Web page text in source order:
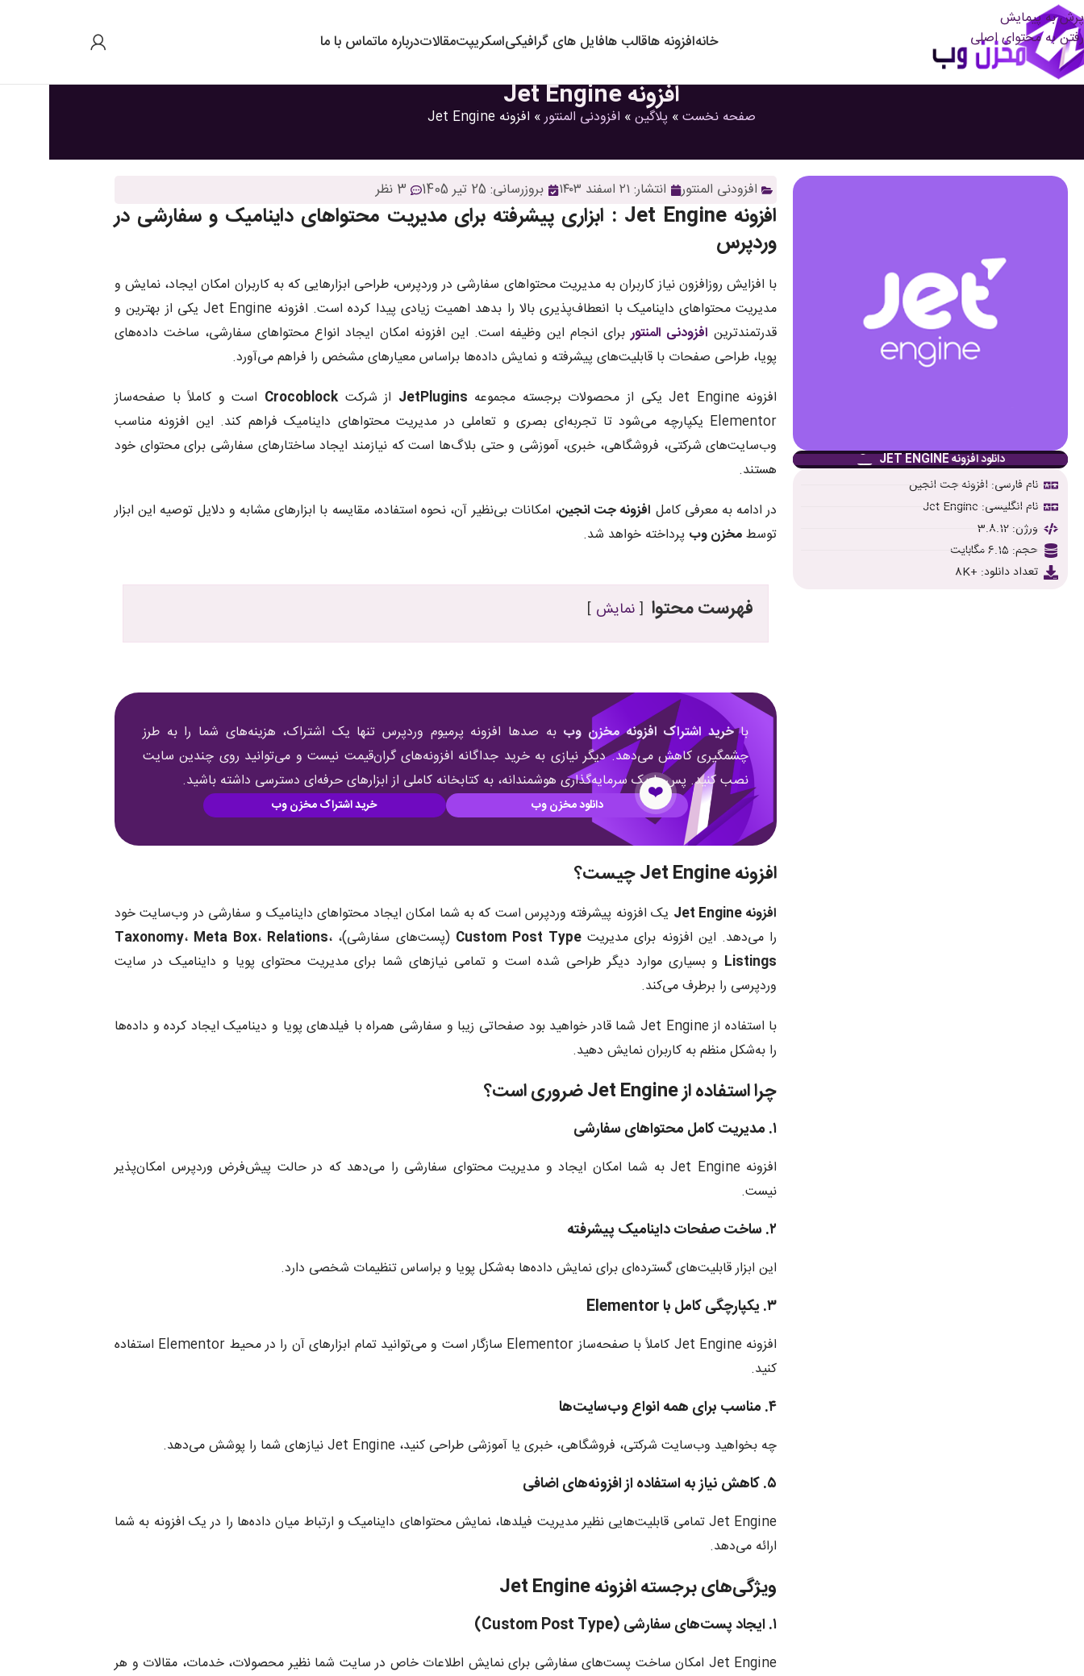
پرش به پیمایش
رفتن به محتوای اصلی
خانهافزونه هاقالب هافایل های گرافیکیاسکریپتمقالاتدرباره ماتماس با ما
افزونه Jet Engine
صفحه نخست» پلاگین» افزودنی المنتور» افزونه Jet Engine
دانلود افزونه JET ENGINE
نام فارسی: افزونه جت انجین
نام انگلیسی: Jet Engine
ورژن: 3.8.12
حجم: 6.15 مگابایت
تعداد دانلود: +8K
افزودنی المنتور انتشار: ۲۱ اسفند ۱۴۰۳ بروزرسانی: 25 تیر 1405 3 نظر
افزونه Jet Engine : ابزاری پیشرفته برای مدیریت محتواهای داینامیک و سفارشی در
وردپرس
با افزایش روزافزون نیاز کاربران به مدیریت محتواهای سفارشی در وردپرس، طراحی ابزارهایی که به کاربران امکان ایجاد، نمایش و
مدیریت محتواهای داینامیک با انعطاف‌پذیری بالا را بدهد اهمیت زیادی پیدا کرده است. افزونه Jet Engine یکی از بهترین و
قدرتمندترین افزودنی المنتوربرای انجام این وظیفه است. این افزونه امکان ایجاد انواع محتواهای سفارشی، ساخت داده‌های
پویا، طراحی صفحات با قابلیت‌های پیشرفته و نمایش داده‌ها براساس معیارهای مشخص را فراهم می‌آورد.
افزونه Jet Engine یکی از محصولات برجسته مجموعه
JetPlugins از شرکتCrocoblock است و کاملاً با صفحه‌ساز
Elementor یکپارچه می‌شود تا تجربه‌ای بصری و تعاملی در مدیریت محتواهای داینامیک فراهم کند. این افزونه مناسب
وب‌سایت‌های شرکتی، فروشگاهی، خبری، آموزشی و حتی بلاگ‌ها است که نیازمند ایجاد ساختارهای سفارشی برای محتوای خود
هستند.
در ادامه به معرفی کامل افزونه جت انجین، امکانات بی‌نظیر آن، نحوه استفاده، مقایسه با ابزارهای مشابه و دلایل توصیه این ابزار
توسطمخزن وب پرداخته خواهد شد.
فهرست محتوا نمایش
باخرید اشتراک افزونه مخزن وب به صدها افزونه پرمیوم وردپرس تنها یک اشتراک، هزینه‌های شما را به طرز
چشمگیری کاهش می‌دهد. دیگر نیازی به خرید جداگانه افزونه‌های گران‌قیمت نیست و می‌توانید روی چندین سایت
نصب کنید. پس با یک سرمایه‌گذاری هوشمندانه، به کتابخانه کاملی از ابزارهای حرفه‌ای دسترسی داشته باشید.
دانلود مخزن وب ❤️ خرید اشتراک مخزن وب
افزونه Jet Engine چیست؟
افزونه Jet Engine
یک افزونه پیشرفته وردپرس است که به شما امکان ایجاد محتواهای داینامیک و سفارشی در وب‌سایت خود
را می‌دهد. این افزونه برای مدیریتCustom Post Type (پست‌های سفارشی)، Taxonomy، Meta Box، Relations،
Listings و بسیاری موارد دیگر طراحی شده است و تمامی نیازهای شما برای مدیریت محتوای پویا و داینامیک در سایت
وردپرسی را برطرف می‌کند.
با استفاده از Jet Engine شما قادر خواهید بود صفحاتی زیبا و سفارشی همراه با فیلدهای پویا و دینامیک ایجاد کرده و داده‌ها
را به‌شکل منظم به کاربران نمایش دهید.
چرا استفاده از Jet Engine ضروری است؟
۱. مدیریت کامل محتواهای سفارشی
افزونه Jet Engine به شما امکان ایجاد و مدیریت محتوای سفارشی را می‌دهد که در حالت پیش‌فرض وردپرس امکان‌پذیر
نیست.
۲. ساخت صفحات داینامیک پیشرفته
این ابزار قابلیت‌های گسترده‌ای برای نمایش داده‌ها به‌شکل پویا و براساس تنظیمات شخصی دارد.
۳. یکپارچگی کامل با Elementor
افزونه Jet Engine کاملاً با صفحه‌ساز Elementor سازگار است و می‌توانید تمام ابزارهای آن را در محیط Elementor استفاده
کنید.
۴. مناسب برای همه انواع وب‌سایت‌ها
چه بخواهید وب‌سایت شرکتی، فروشگاهی، خبری یا آموزشی طراحی کنید، Jet Engine نیازهای شما را پوشش می‌دهد.
۵. کاهش نیاز به استفاده از افزونه‌های اضافی
Jet Engine تمامی قابلیت‌هایی نظیر مدیریت فیلدها، نمایش محتواهای داینامیک و ارتباط میان داده‌ها را در یک افزونه به شما
ارائه می‌دهد.
ویژگی‌های برجسته افزونه Jet Engine
۱. ایجاد پست‌های سفارشی (Custom Post Type)
Jet Engine امکان ساخت پست‌های سفارشی برای نمایش اطلاعات خاص در سایت شما نظیر محصولات، خدمات، مقالات و هر